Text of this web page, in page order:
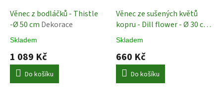
Věnec z bodláčků - Thistle
-Ø 50 cm Dekorace
Skladem
1 089 Kč
Do košíku
Věnec ze sušených květů
kopru - Dill flower - Ø 30 cm
Dekorace
Skladem
660 Kč
Do košíku